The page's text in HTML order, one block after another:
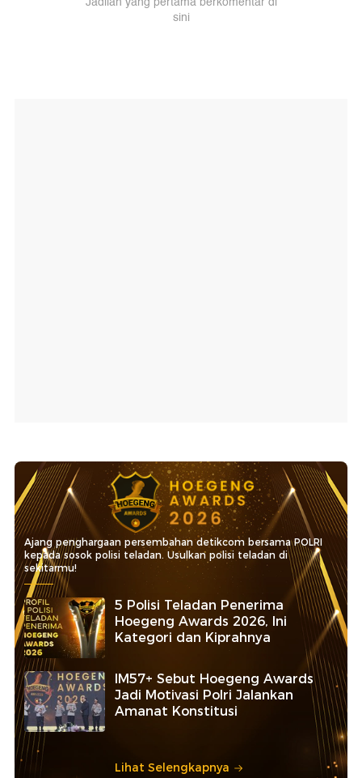
Ajang penghargaan persembahan detikcom bersama POLRI
kepada sosok polisi teladan. Usulkan polisi teladan di
sekitarmu!
5 Polisi Teladan Penerima
Hoegeng Awards 2026, Ini
Kategori dan Kiprahnya
IM57+ Sebut Hoegeng Awards
Jadi Motivasi Polri Jalankan
Amanat Konstitusi
Lihat Selengkapnya